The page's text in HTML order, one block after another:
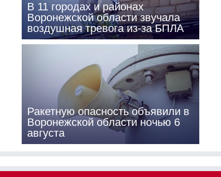
В 11 городах и районах
Воронежской области звучала
воздушная тревога из-за БПЛА
Ракетную опасность объявили в
Воронежской области ночью 6
августа